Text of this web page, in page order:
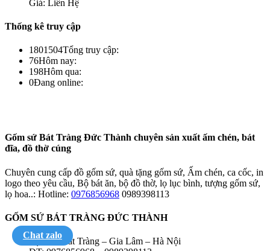
Giá: Liên Hệ
Thống kê truy cập
1801504Tổng truy cập:
76Hôm nay:
198Hôm qua:
0Đang online:
Gốm sứ Bát Tràng Đức Thành chuyên sản xuất ấm chén, bát
đĩa, đồ thờ cúng
Chuyên cung cấp đồ gốm sứ, quà tặng gốm sứ, Ấm chén, ca cốc, in
logo theo yêu cầu, Bộ bát ăn, bộ đồ thờ, lọ lục bình, tượng gốm sứ,
lọ hoa..: Hotline: 0976856968 0989398113
GỐM SỨ BÁT TRÀNG ĐỨC THÀNH
Địa chỉ: Bát Tràng – Gia Lâm – Hà Nội
Chat zalo